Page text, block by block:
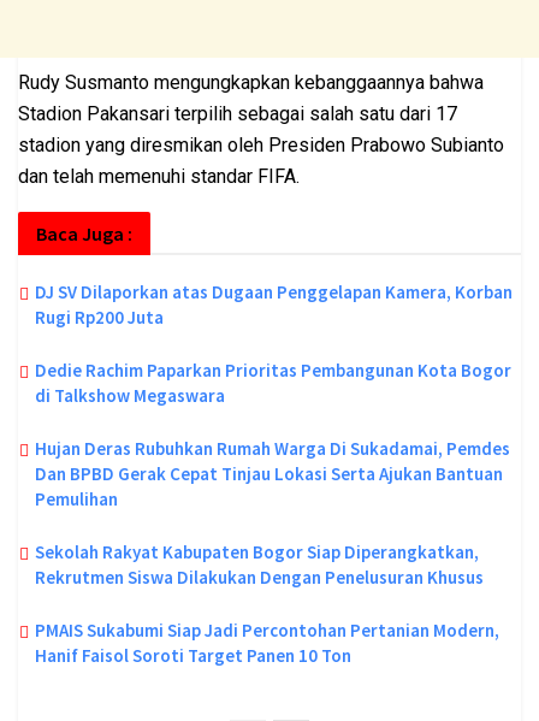
Rudy Susmanto mengungkapkan kebanggaannya bahwa
Stadion Pakansari terpilih sebagai salah satu dari 17
stadion yang diresmikan oleh Presiden Prabowo Subianto
dan telah memenuhi standar FIFA.
Baca Juga :
DJ SV Dilaporkan atas Dugaan Penggelapan Kamera, Korban
Rugi Rp200 Juta
Dedie Rachim Paparkan Prioritas Pembangunan Kota Bogor
di Talkshow Megaswara
Hujan Deras Rubuhkan Rumah Warga Di Sukadamai, Pemdes
Dan BPBD Gerak Cepat Tinjau Lokasi Serta Ajukan Bantuan
Pemulihan
Sekolah Rakyat Kabupaten Bogor Siap Diperangkatkan,
Rekrutmen Siswa Dilakukan Dengan Penelusuran Khusus
PMAIS Sukabumi Siap Jadi Percontohan Pertanian Modern,
Hanif Faisol Soroti Target Panen 10 Ton